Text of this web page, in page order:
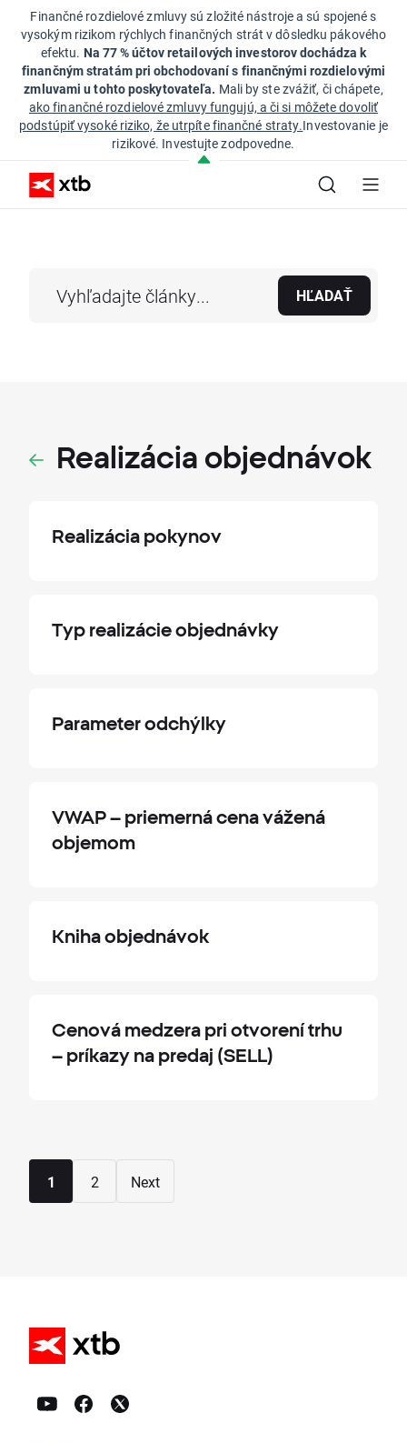
Finančné rozdielové zmluvy sú zložité nástroje a sú spojené s
vysokým rizikom rýchlych finančných strát v dôsledku pákového
efektu. Na 77 % účtov retailových investorov dochádza k
finančným stratám pri obchodovaní s finančnými rozdielovými
zmluvami u tohto poskytovateľa. Mali by ste zvážiť, či chápete,
ako finančné rozdielové zmluvy fungujú, a či si môžete dovoliť
podstúpiť vysoké riziko, že utrpíte finančné straty.Investovanie je
rizikové. Investujte zodpovedne.
HĽADAŤ
Realizácia objednávok
Realizácia pokynov
Typ realizácie objednávky
Parameter odchýlky
VWAP – priemerná cena vážená
objemom
Kniha objednávok
Cenová medzera pri otvorení trhu
– príkazy na predaj (SELL)
1 2 Next